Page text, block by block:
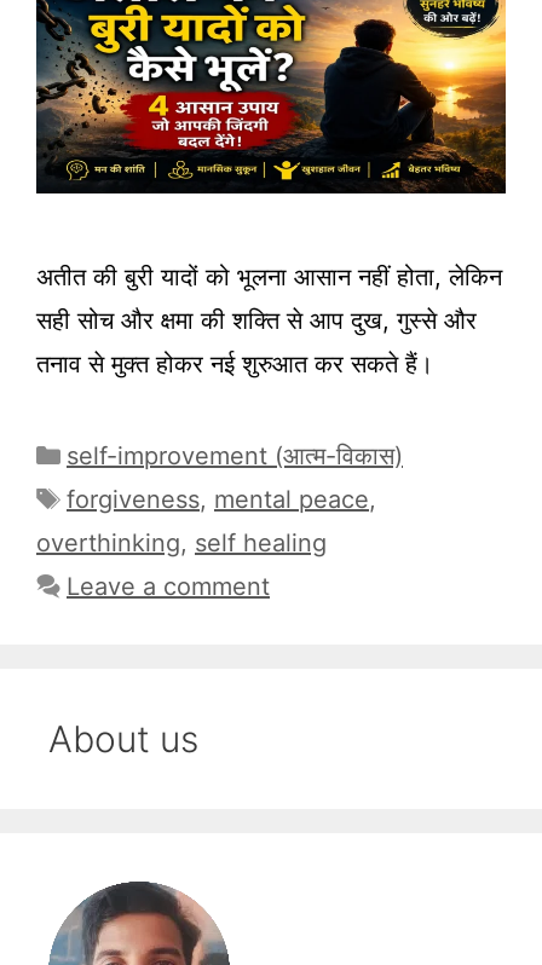
अतीत की बुरी यादों को भूलना आसान नहीं होता, लेकिन
सही सोच और क्षमा की शक्ति से आप दुख, गुस्से और
तनाव से मुक्त होकर नई शुरुआत कर सकते हैं।
Categories
self-improvement (आत्म-विकास)
Tags
forgiveness, mental peace,
overthinking, self healing
Leave a comment
About us